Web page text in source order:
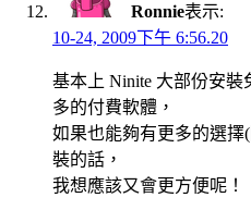
Ronnie表示:
10-24, 2009下午 6:56.20
基本上 Ninite 大部份安
多的付費軟體，
如果也能夠有更多的選
裝的話，
我想應該又會更方便呢！